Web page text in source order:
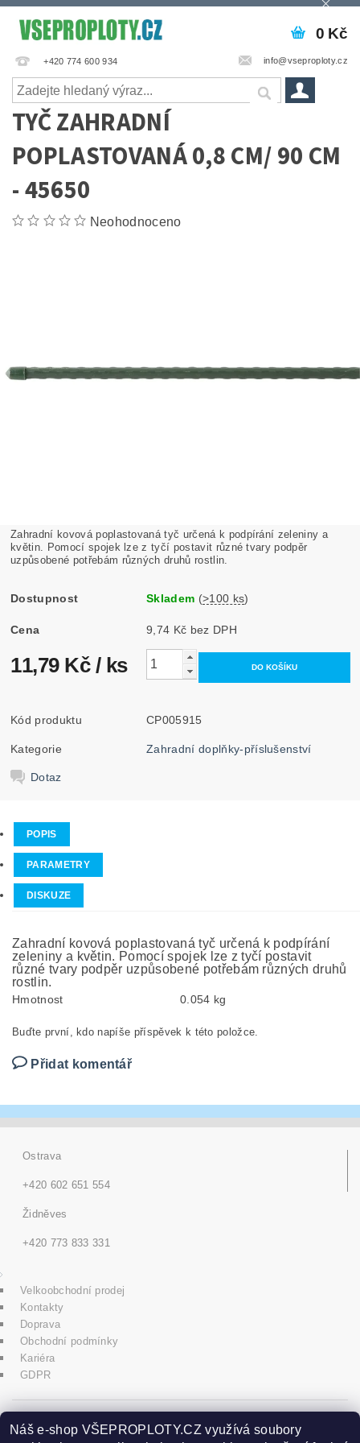
+420 774 600 934 info@vseproploty.cz
0 Kč
TYČ ZAHRADNÍ
POPLASTOVANÁ 0,8 CM/ 90 CM
- 45650
Neohodnoceno
Zahradní kovová poplastovaná tyč určená k podpírání zeleniny a
květin. Pomocí spojek lze z tyčí postavit různé tvary podpěr
uzpůsobené potřebám různých druhů rostlin.
Dostupnost Skladem (>100 ks)
Cena 9,74 Kč bez DPH
11,79 Kč / ks
Kód produktu CP005915
Kategorie Zahradní doplňky-příslušenství
Dotaz
POPIS
PARAMETRY
DISKUZE
Zahradní kovová poplastovaná tyč určená k podpírání
zeleniny a květin. Pomocí spojek lze z tyčí postavit
různé tvary podpěr uzpůsobené potřebám různých druhů
rostlin.
Hmotnost 0.054 kg
Buďte první, kdo napíše příspěvek k této položce.
Přidat komentář
Ostrava
+420 602 651 554
Židněves
+420 773 833 331
Velkoobchodní prodej
Kontakty
Doprava
Obchodní podmínky
Kariéra
GDPR
icons8.com
Náš e-shop VŠEPROPLOTY.CZ využívá soubory